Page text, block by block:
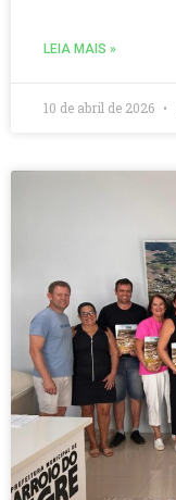
LEIA MAIS »
10 de abril de 2026